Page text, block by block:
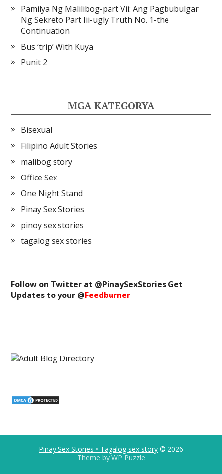
Pamilya Ng Malilibog-part Vii: Ang Pagbubulgar
Ng Sekreto Part Iii-ugly Truth No. 1-the
Continuation
Bus ‘trip’ With Kuya
Punit 2
MGA KATEGORYA
Bisexual
Filipino Adult Stories
malibog story
Office Sex
One Night Stand
Pinay Sex Stories
pinoy sex stories
tagalog sex stories
Follow on Twitter at @PinaySexStories Get
Updates to your @Feedburner
Pinay Sex Stories • Tagalog sex story © 2026
Theme by WP Puzzle